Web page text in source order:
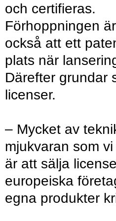
och certifieras.
Förhoppningen är
också att ett
plats när
Därefter grundar
licenser.
– Mycket av
mjukvaran som
är att sälja
europeiska
egna produkter